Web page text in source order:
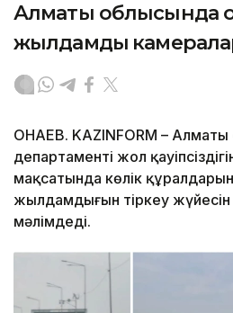
Алматы облысында
жылдамдық
ҚОНАЕВ. KAZINFORM –
департаменті жол
мақсатында көлік
жылдамдығын тіркеу жүйесін
мәлімдеді.